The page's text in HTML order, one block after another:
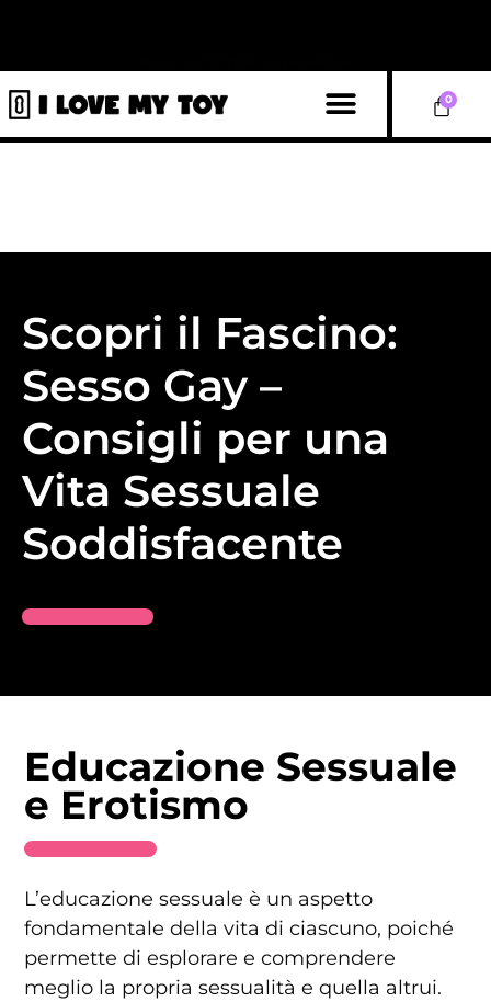
0
Scopri il Fascino:
Sesso Gay –
Consigli per una
Vita Sessuale
Soddisfacente
Educazione Sessuale
e Erotismo
L’educazione sessuale è un aspetto
fondamentale della vita di ciascuno, poiché
permette di esplorare e comprendere
meglio la propria sessualità e quella altrui.